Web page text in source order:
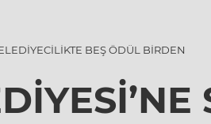
BEŞ ÖDÜL BİRDEN